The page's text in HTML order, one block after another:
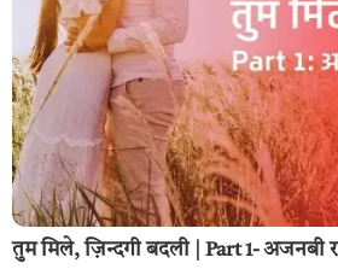
तुम मिले, ज़िन्दगी बदली | Part 1- अजनबी